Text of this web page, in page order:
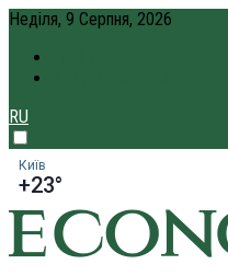
Неділя, 9 Серпня, 2026
RU
Київ
+23°